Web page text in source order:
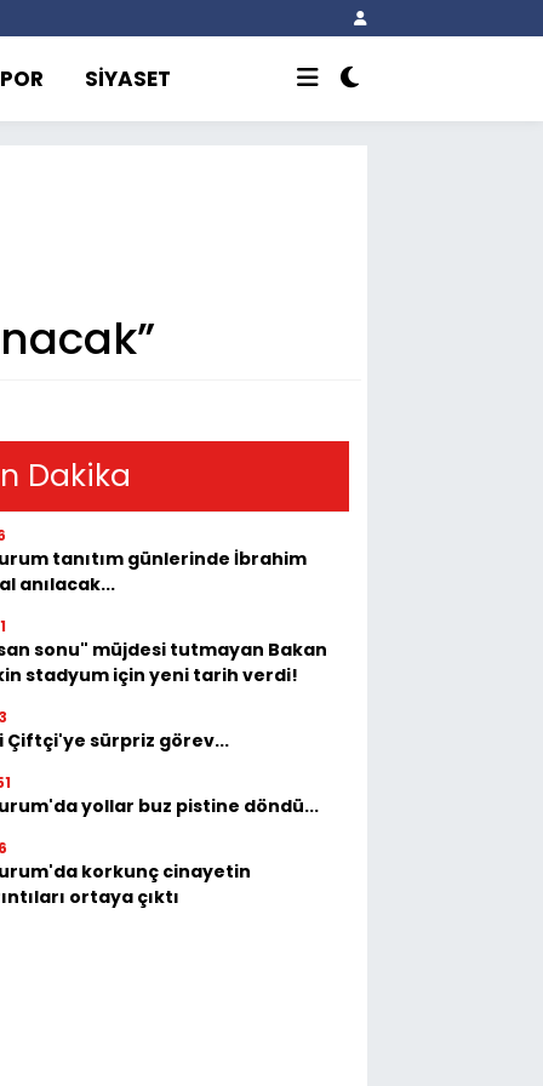
SİYASET
Dakika
tanıtım günlerinde İbrahim
anılacak...
sonu" müjdesi tutmayan Bakan
stadyum için yeni tarih verdi!
Çiftçi'ye sürpriz görev...
yollar buz pistine döndü...
korkunç cinayetin
ortaya çıktı